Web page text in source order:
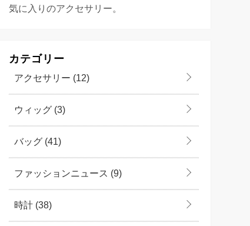
気に入りのアクセサリー。
カテゴリー
アクセサリー (12)
ウィッグ (3)
バッグ (41)
ファッションニュース (9)
時計 (38)